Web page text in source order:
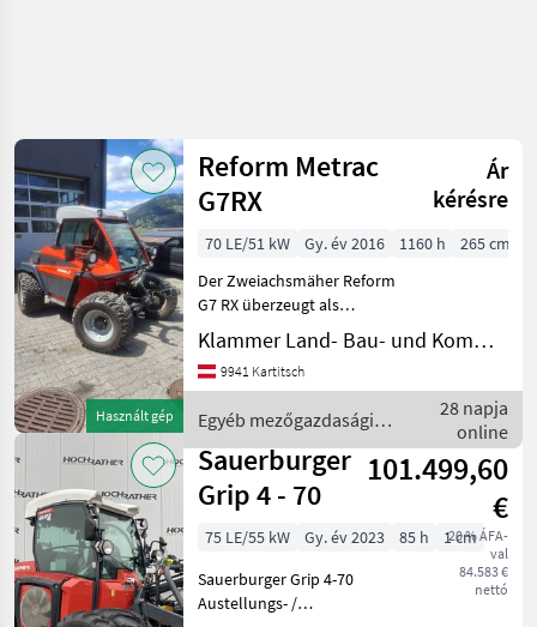
Használt gép
Reform Metrac
G7RX
Ár
kérésre
70 LE/51 kW Gy. év 2016 1160 h
265 cm
Der Zweiachsmäher Reform
G7 RX überzeugt als
leistungsstarke,
zuverlässige und vielseitig
einsetzbare Maschine für
in der Landwirtschaft
Klammer Land- Bau- und Kommunaltechnik
9941 Kartitsch
Egyéb mezőgazdasági
erőgépek / Reform
28 napja
online
Sauerburger
Grip 4 - 70
101.499,60
€
20 % ÁFA-
val
84.583 €
nettó
75 LE/55 kW Gy. év 2023 85 h
1 cm
Sauerburger Grip 4-70
Austellungs- /